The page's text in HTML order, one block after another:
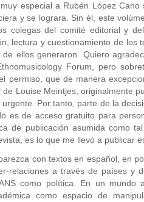
especial a Rubén López
y se lograra. Sin él, este
colegas del comité editorial y
lectura y cuestionamiento de los
ellos generaron. Quiero
Forum, pero
permiso, que de manera
Louise Meintjes, originalmente
Por tanto, parte de la
es de acceso gratuito para
de publicación asumida como
es lo que me llevó a publicar
con textos en español, en
relaciones a través de países y
como política. En un mundo
como espacio de